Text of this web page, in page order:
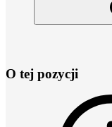
O tej pozycji